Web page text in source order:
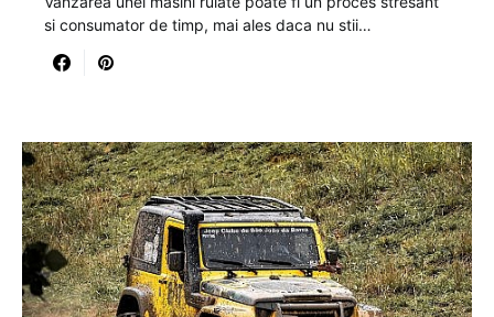
si consumator de timp, mai ales daca nu stii…